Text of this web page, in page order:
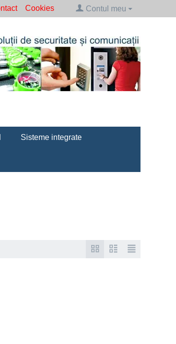
Contul meu
Cookies
Sisteme integrate